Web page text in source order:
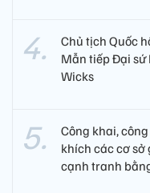
Chủ tịch Quốc
Mẫn tiếp Đại sứ
Wicks
Công khai,
khích các cơ sở
cạnh tranh